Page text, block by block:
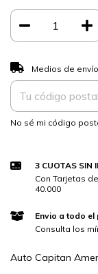
Entregas para el CP:
Medios de envío
No sé mi código
3 CUOTAS SIN
Con Tarjetas
40.000
Envio a todo el
Consulta los
Auto Capitan